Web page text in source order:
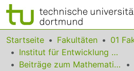
Bereiche & Sammlungen
Das gesamte Repositorium
Startseite Fakultäten
Institut für Entwicklung und Erforschung des Mathematikunterrichts
Beiträge zum Mathematikunterricht